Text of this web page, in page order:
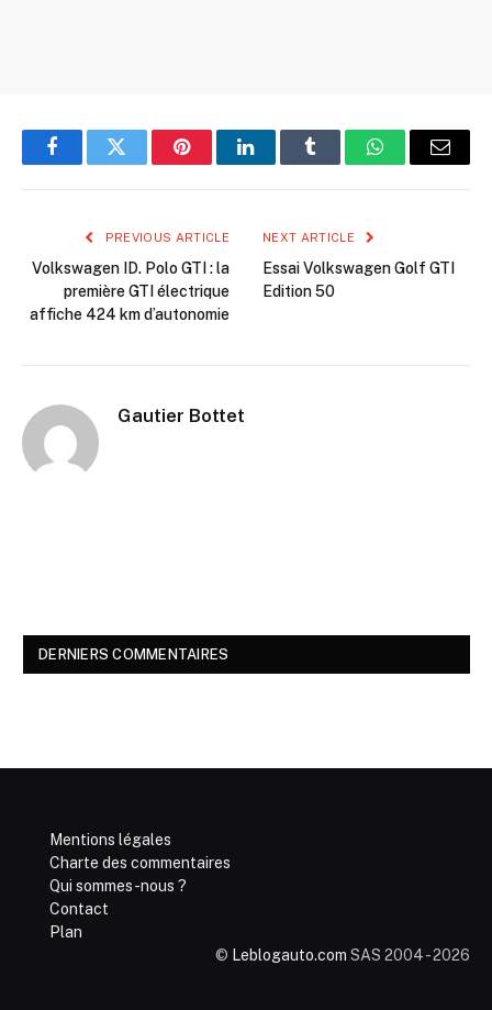
FacebookTwitter PinterestLinkedInTumblr WhatsAppEmail
PREVIOUS ARTICLE
Volkswagen ID. Polo GTI : la
première GTI électrique
affiche 424 km d’autonomie
NEXT ARTICLE
Essai Volkswagen Golf GTI
Edition 50
Gautier Bottet
DERNIERS COMMENTAIRES
Mentions légales
Charte des commentaires
Qui sommes-nous ?
Contact
Plan
© Leblogauto.com SAS 2004 - 2026